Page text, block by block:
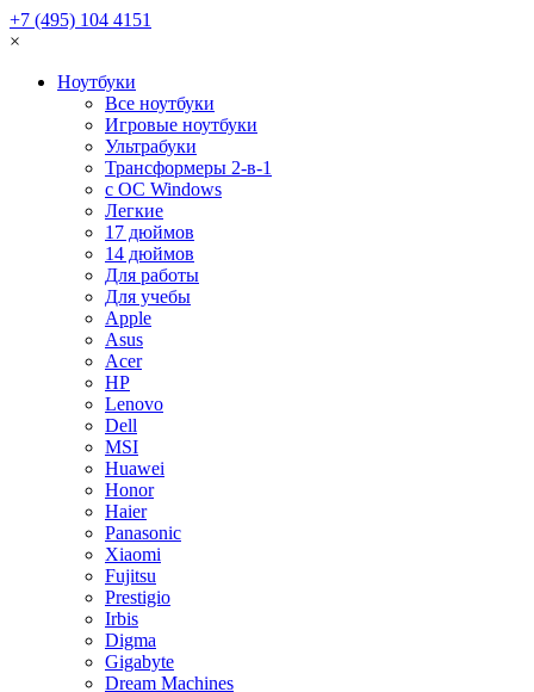
+7 (495) 104 4151
×
Ноутбуки
Все ноутбуки
Игровые ноутбуки
Ультрабуки
Трансформеры 2-в-1
с ОС Windows
Легкие
17 дюймов
14 дюймов
Для работы
Для учебы
Apple
Asus
Acer
HP
Lenovo
Dell
MSI
Huawei
Honor
Haier
Panasonic
Xiaomi
Fujitsu
Prestigio
Irbis
Digma
Gigabyte
Dream Machines